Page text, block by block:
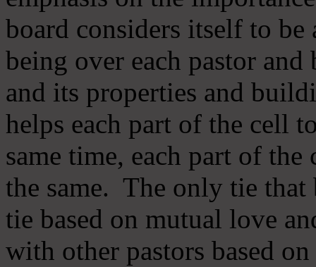
board considers itself to be
being over each pastor
and its properties and
helps each part of the cell
same time, each part of
the same. The only tie that
tie based on mutual love
with other pastors based